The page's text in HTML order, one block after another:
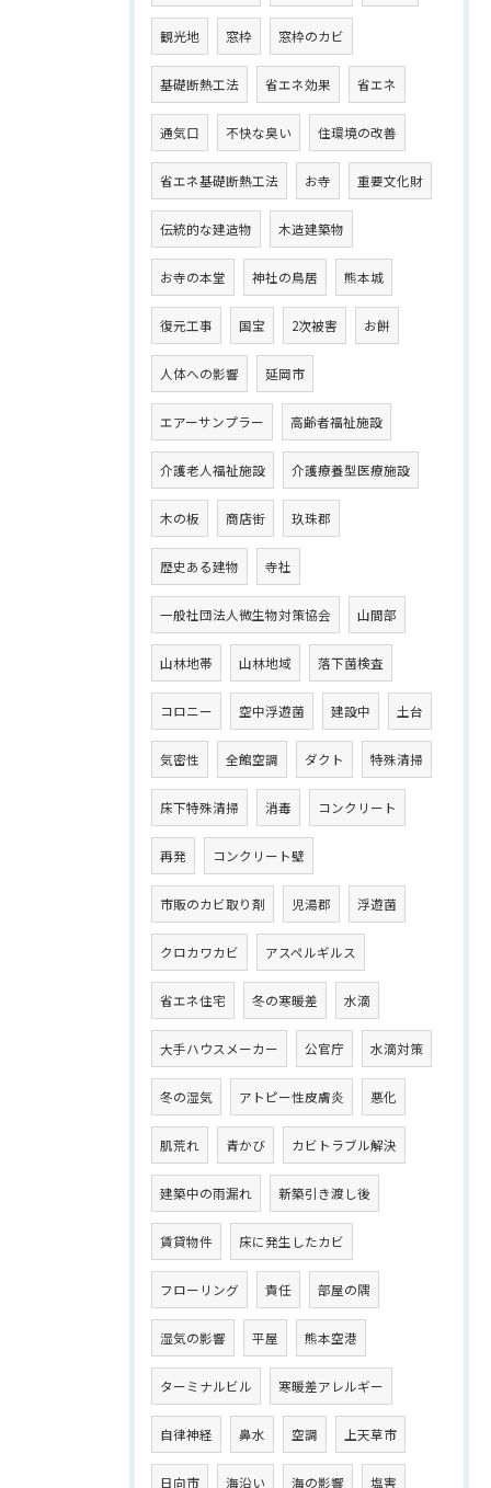
観光地 窓枠 窓枠のカビ
基礎断熱工法 省エネ効果 省エネ
通気口 不快な臭い 住環境の改善
省エネ基礎断熱工法 お寺 重要文化財
伝統的な建造物 木造建築物
お寺の本堂 神社の鳥居 熊本城
復元工事 国宝 2次被害 お餅
人体への影響 延岡市
エアーサンプラー 高齢者福祉施設
介護老人福祉施設 介護療養型医療施設
木の板 商店街 玖珠郡
歴史ある建物 寺社
一般社団法人微生物対策協会 山間部
山林地帯 山林地域 落下菌検査
コロニー 空中浮遊菌 建設中 土台
気密性 全館空調 ダクト 特殊清掃
床下特殊清掃 消毒 コンクリート
再発 コンクリート壁
市販のカビ取り剤 児湯郡 浮遊菌
クロカワカビ アスペルギルス
省エネ住宅 冬の寒暖差 水滴
大手ハウスメーカー 公官庁 水滴対策
冬の湿気 アトピー性皮膚炎 悪化
肌荒れ 青かび カビトラブル解決
建築中の雨漏れ 新築引き渡し後
賃貸物件 床に発生したカビ
フローリング 責任 部屋の隅
湿気の影響 平屋 熊本空港
ターミナルビル 寒暖差アレルギー
自律神経 鼻水 空調 上天草市
日向市 海沿い 海の影響 塩害